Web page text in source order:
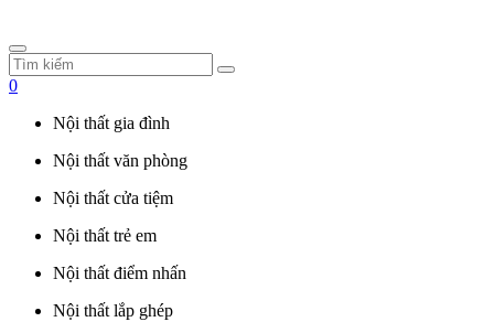
0
Nội thất gia đình
Nội thất văn phòng
Nội thất cửa tiệm
Nội thất trẻ em
Nội thất điểm nhấn
Nội thất lắp ghép